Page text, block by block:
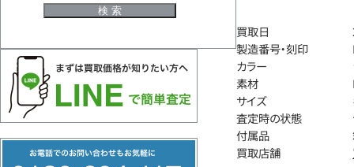
買取日
製造番号・刻印
カラー
素材
サイズ
査定時の状態
付属品
買取店舗